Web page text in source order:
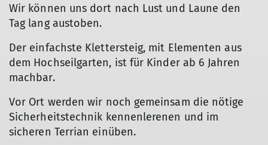
Wir können uns dort nach Lust und Laune den
Tag lang austoben.
Der einfachste Klettersteig, mit Elementen aus
dem Hochseilgarten, ist für Kinder ab 6 Jahren
machbar.
Vor Ort werden wir noch gemeinsam die nötige
Sicherheitstechnik kennenlerenen und im
sicheren Terrian einüben.